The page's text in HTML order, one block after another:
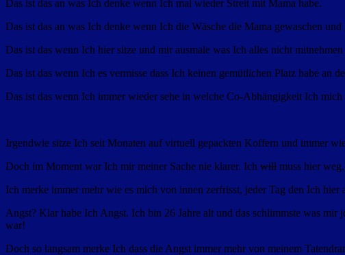
Das ist das an was Ich denke wenn Ich mal wieder Streit mit Mama habe.
Das ist das an was Ich denke wenn Ich die Wäsche die Mama gewaschen und
Das ist das wenn Ich hier sitze und mir ausmale was Ich alles nicht
Das ist das wenn Ich es vermisse dass Ich keinen gemütlichen Platz habe an
Das ist das wenn Ich immer wieder sehe in welche Co-Abhängigkeit Ich
Irgendwie sitze Ich seit Monaten auf virtuell gepackten Koffern und immer
Doch im Moment war Ich mir meiner Sache nie klarer. Ich will muss hier
Ich merke immer mehr wie es mich von innen zerfrisst, jeder Tag den Ich hier
Angst? Klar habe Ich Angst. Ich bin 26 Jahre alt und das schlimmste was
war!
Doch so langsam merke Ich dass die Angst immer mehr von meinem